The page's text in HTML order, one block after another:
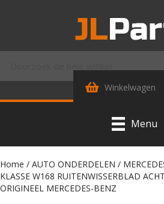
Winkelwagen
Menu
Home / AUTO ONDERDELEN /
KLASSE W168 RUITENWISSERBLAD
ORIGINEEL MERCEDES-BENZ